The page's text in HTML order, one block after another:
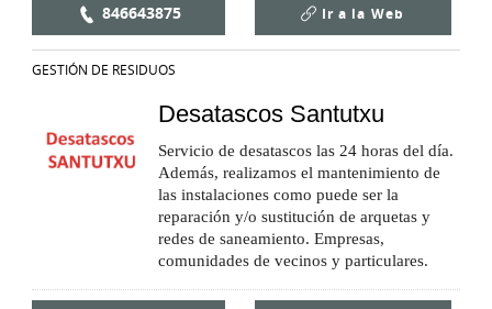
846643875 Ir a la Web
GESTIÓN DE RESIDUOS
Desatascos Santutxu
Servicio de desatascos las 24 horas del día.
Además, realizamos el mantenimiento de
las instalaciones como puede ser la
reparación y/o sustitución de arquetas y
redes de saneamiento. Empresas,
comunidades de vecinos y particulares.